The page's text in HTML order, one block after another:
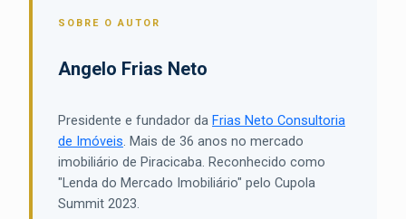
SOBRE O AUTOR
Angelo Frias Neto
Presidente e fundador da Frias Neto Consultoria
de Imóveis. Mais de 36 anos no mercado
imobiliário de Piracicaba. Reconhecido como
"Lenda do Mercado Imobiliário" pelo Cupola
Summit 2023.